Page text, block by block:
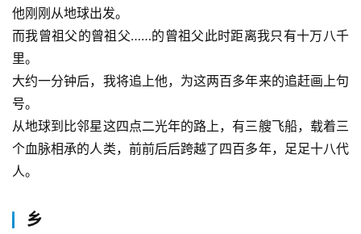
他刚刚从地球出发。
而我曾祖父的曾祖父……的曾祖父此时距离我只有十万八千
里。
大约一分钟后，我将追上他，为这两百多年来的追赶画上句
号。
从地球到比邻星这四点二光年的路上，有三艘飞船，载着三
个血脉相承的人类，前前后后跨越了四百多年，足足十八代
人。
乡